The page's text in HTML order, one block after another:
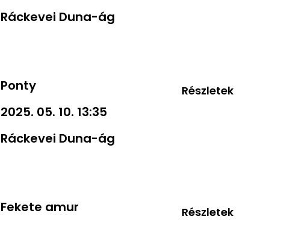
Ráckevei Duna-ág
Ponty
2025. 05. 10. 13:35
Ráckevei Duna-ág
Részletek
Fekete amur Részletek